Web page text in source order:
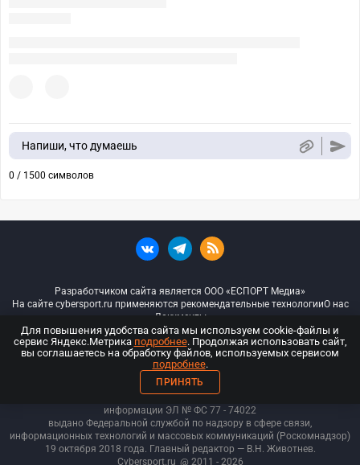
Напиши, что думаешь
0 / 1500 символов
Разработчиком сайта является ООО «ЕСПОРТ Медиа»
На сайте cybersport.ru применяются рекомендательные технологииО нас
Документы
© ООО «Киберспорт.ру» — Все права защищены
18+
ООО «Киберспорт.ру». Свидетельство о регистрации средств массовой
информации ЭЛ № ФС 77 - 74022
выдано Федеральной службой по надзору в сфере связи,
информационных технологий и массовых коммуникаций (Роскомнадзор)
19 октября 2018 года. Главный редактор — В.Н. Животнев.
Cybersport.ru @ 2011 - 2026
Для повышения удобства сайта мы используем cookie-файлы и
сервис Яндекс.Метрика подробнее. Продолжая использовать сайт,
вы соглашаетесь на обработку файлов, используемых сервисом
подробнее.
ПРИНЯТЬ